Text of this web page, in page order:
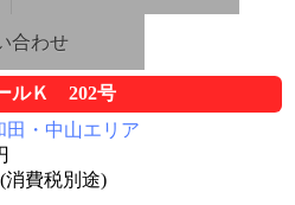
合わせ
ルＫ 202号
田・中山エリア
消費税別途)